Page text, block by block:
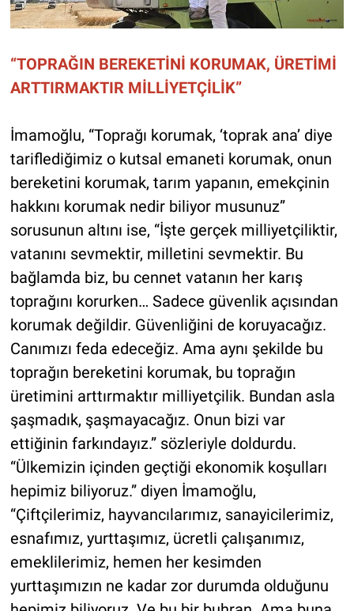
“TOPRAĞIN BEREKETİNİ KORUMAK, ÜRETİMİ
ARTTIRMAKTIR MİLLİYETÇİLİK”
İmamoğlu, “Toprağı korumak, ‘toprak ana’ diye
tariflediğimiz o kutsal emaneti korumak, onun
bereketini korumak, tarım yapanın, emekçinin
hakkını korumak nedir biliyor musunuz”
sorusunun altını ise, “İşte gerçek milliyetçiliktir,
vatanını sevmektir, milletini sevmektir. Bu
bağlamda biz, bu cennet vatanın her karış
toprağını korurken… Sadece güvenlik açısından
korumak değildir. Güvenliğini de koruyacağız.
Canımızı feda edeceğiz. Ama aynı şekilde bu
toprağın bereketini korumak, bu toprağın
üretimini arttırmaktır milliyetçilik. Bundan asla
şaşmadık, şaşmayacağız. Onun bizi var
ettiğinin farkındayız.” sözleriyle doldurdu.
“Ülkemizin içinden geçtiği ekonomik koşulları
hepimiz biliyoruz.” diyen İmamoğlu,
“Çiftçilerimiz, hayvancılarımız, sanayicilerimiz,
esnafımız, yurttaşımız, ücretli çalışanımız,
emeklilerimiz, hemen her kesimden
yurttaşımızın ne kadar zor durumda olduğunu